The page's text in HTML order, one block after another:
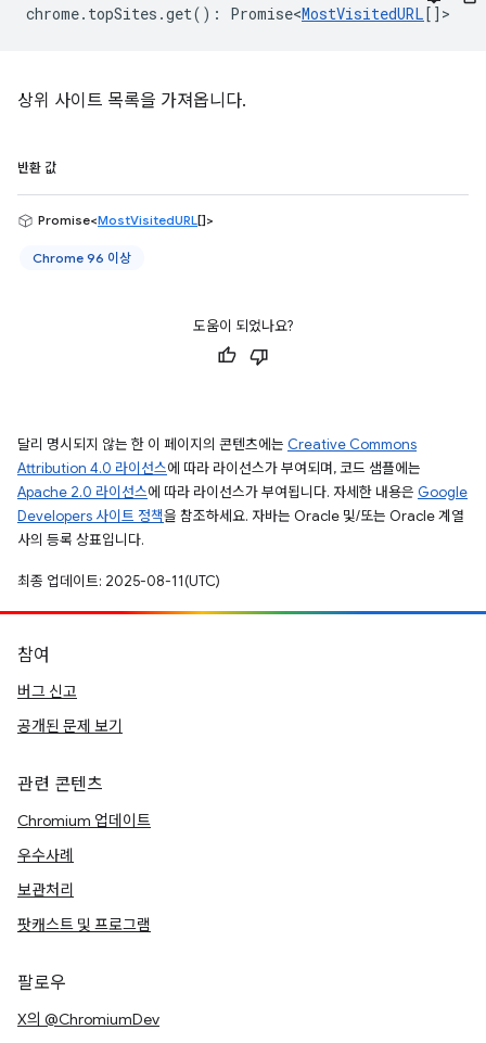
chrome. topSites .get() : Promise<MostVisitedURL[] >
상위 사이트 목록을 가져옵니다.
반환 값
Promise<MostVisitedURL[]>
Chrome 96 이상
도움이 되었나요?
달리 명시되지 않는 한 이 페이지의 콘텐츠에는 Creative Commons
Attribution 4.0 라이선스에 따라 라이선스가 부여되며, 코드 샘플에는
Apache 2.0 라이선스에 따라 라이선스가 부여됩니다. 자세한 내용은 Google
Developers 사이트 정책을 참조하세요. 자바는 Oracle 및/또는 Oracle 계열
사의 등록 상표입니다.
최종 업데이트: 2025-08-11(UTC)
참여
버그 신고
공개된 문제 보기
관련 콘텐츠
Chromium 업데이트
우수사례
보관처리
팟캐스트 및 프로그램
팔로우
X의 @ChromiumDev